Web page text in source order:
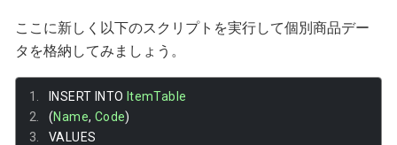
ここに新しく以下のスクリプトを実行して個別商品デー
タを格納してみましょう。
INSERT INTO ItemTable
(Name, Code)
VALUES